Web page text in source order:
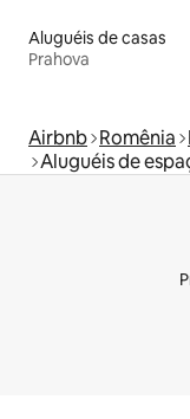
Aluguéis de casas
Prahova
Airbnb Romênia
Aluguéis de